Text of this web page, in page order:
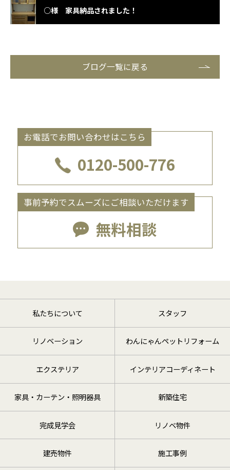
○様 家具納品されました！
ブログ一覧に戻る
お電話でお問い合わせはこちら
0120-500-776
事前予約でスムーズにご相談いただけます
無料相談
私たちについて スタッフ
リノベーション わんにゃんペットリフォーム
エクステリア インテリアコーディネート
家具・カーテン・照明器具 新築住宅
完成見学会 リノベ物件
建売物件 施工事例